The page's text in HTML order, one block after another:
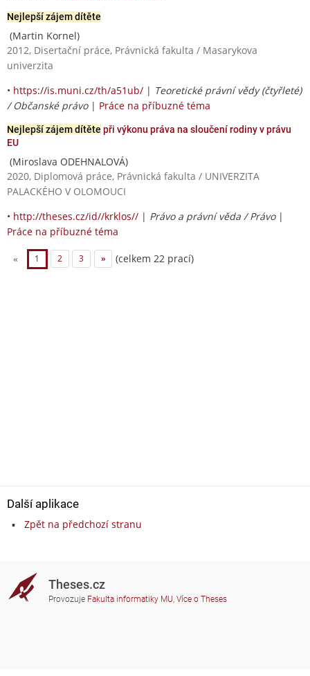
Nejlepší zájem dítěte
(Martin Kornel)
2012, Disertační práce, Právnická fakulta / Masarykova
univerzita
• https://is.muni.cz/th/a51ub/ | Teoretické právní vědy (čtyřleté)
/ Občanské právo| Práce na příbuzné téma
Nejlepší zájem dítěte při výkonu práva na sloučení rodiny v právu
EU
(Miroslava ODEHNALOVÁ)
2020, Diplomová práce, Právnická fakulta / UNIVERZITA
PALACKÉHO V OLOMOUCI
• http://theses.cz/id//krklos// | Právo a právní věda / Právo|
Práce na příbuzné téma
« 1 2 3 » (celkem 22 prací)
Další aplikace
Zpět na předchozí stranu
Theses.cz
Provozuje Fakulta informatiky MU, Více o Theses